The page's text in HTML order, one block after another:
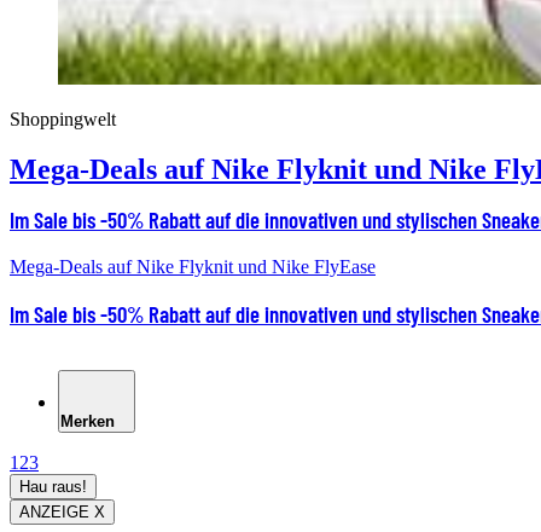
Shoppingwelt
Mega-Deals auf Nike Flyknit und Nike
Im Sale bis -50% Rabatt auf die innovativen und stylischen
Mega-Deals auf Nike Flyknit und Nike FlyEase
Im Sale bis -50% Rabatt auf die innovativen und stylischen
Merken
1 23
Hau raus!
ANZEIGE X